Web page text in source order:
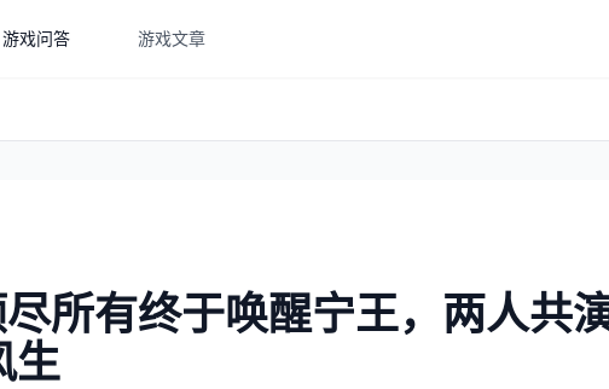
游戏问答 游戏文章
所有终于唤醒宁王，两人共
生